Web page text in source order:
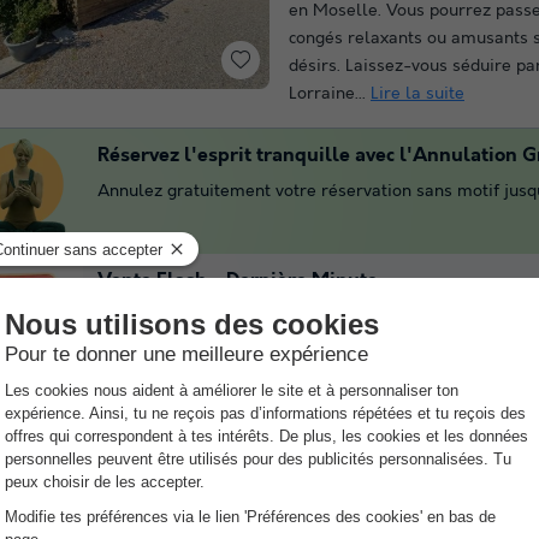
en Moselle. Vous pourrez
congés relaxants ou amusants
désirs. Laissez-vous séduire
Lorraine... Lire la suite
Réservez l'esprit tranquille avec l'Annulation
Annulez gratuitement votre réservation sans motif
Vente Flash - Dernière Minute
Profitez de réductions exceptionnelles sur une large
laissez pas passer ces offres limitées, elles partent
Paiement en 4X
Réservez vos vacances aujourd'hui et profitez du